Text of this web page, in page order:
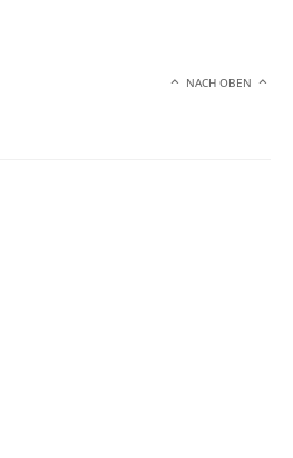
NACH OBEN